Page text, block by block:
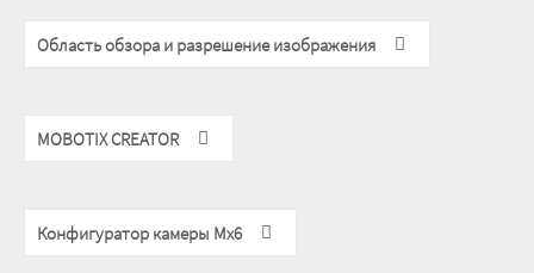
Область обзора и разрешение изображения
MOBOTIX CREATOR
Конфигуратор камеры Mx6